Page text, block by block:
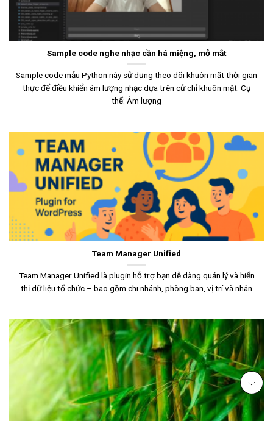
Sample code nghe nhạc cần há miệng, mở mắt
Sample code mẫu Python này sử dụng theo dõi khuôn mặt thời gian
thực để điều khiển âm lượng nhạc dựa trên cử chỉ khuôn mặt. Cụ
thể: Âm lượng
Team Manager Unified
Team Manager Unified là plugin hỗ trợ bạn dễ dàng quản lý và hiển
thị dữ liệu tổ chức – bao gồm chi nhánh, phòng ban, vị trí và nhân